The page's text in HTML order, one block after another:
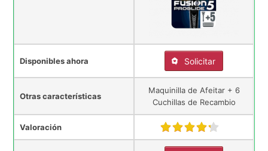
Disponibles ahora Solicitar
Otras características
Maquinilla de Afeitar + 6
Cuchillas de Recambio
Valoración